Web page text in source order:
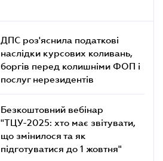
ДПС роз'яснила податкові
наслідки курсових коливань,
боргів перед колишніми ФОП і
послуг нерезидентів
Безкоштовний вебінар
"ТЦУ-2025: хто має звітувати,
що змінилося та як
підготуватися до 1 жовтня"